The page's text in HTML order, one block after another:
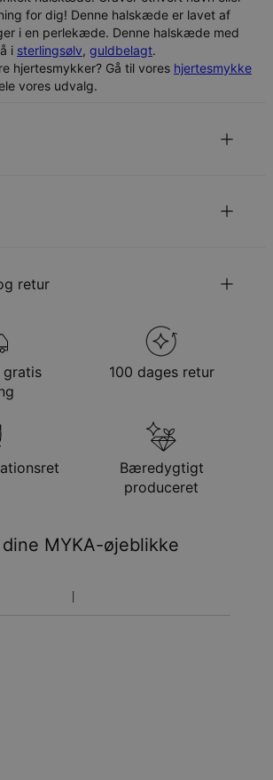
for dig! Denne halskæde er lavet af
i en perlekæde. Denne halskæde med
i sterlingsølv, guldbelagt.
hjertesmykker? Gå til vores hjertesmykke
vores udvalg.
se din kædelængde guide.
33.78mm x 36.07mm
Graveret kollektion
retur
Anslået leveringsdato
tir. 25. aug. - ons. 26.
søn. 16. aug. - tir. 18.
aug.
opkrævet yderligere afgifter.
på at tidsperioden nævnt ovenfor er
100 dages retur
Bæredygtigt
produceret
dine MYKA-øjeblikke